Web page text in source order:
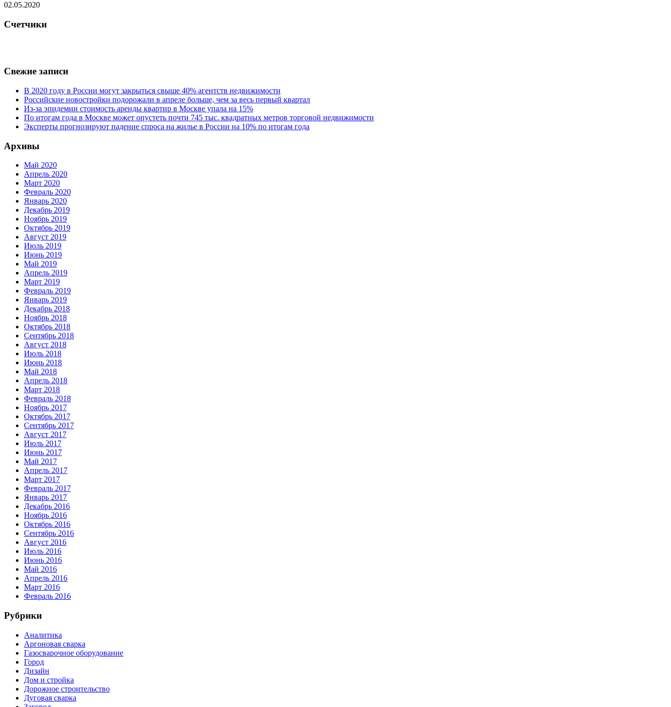
02.05.2020
Счетчики
Свежие записи
В 2020 году в России могут закрыться свыше 40% агентств недвижимости
Российские новостройки подорожали в апреле больше, чем за весь первый квартал
Из-за эпидемии стоимость аренды квартир в Москве упала на 15%
По итогам года в Москве может опустеть почти 745 тыс. квадратных метров торговой недвижимости
Эксперты прогнозируют падение спроса на жилье в России на 10% по итогам года
Архивы
Май 2020
Апрель 2020
Март 2020
Февраль 2020
Январь 2020
Декабрь 2019
Ноябрь 2019
Октябрь 2019
Август 2019
Июль 2019
Июнь 2019
Май 2019
Апрель 2019
Март 2019
Февраль 2019
Январь 2019
Декабрь 2018
Ноябрь 2018
Октябрь 2018
Сентябрь 2018
Август 2018
Июль 2018
Июнь 2018
Май 2018
Апрель 2018
Март 2018
Февраль 2018
Ноябрь 2017
Октябрь 2017
Сентябрь 2017
Август 2017
Июль 2017
Июнь 2017
Май 2017
Апрель 2017
Март 2017
Февраль 2017
Январь 2017
Декабрь 2016
Ноябрь 2016
Октябрь 2016
Сентябрь 2016
Август 2016
Июль 2016
Июнь 2016
Май 2016
Апрель 2016
Март 2016
Февраль 2016
Рубрики
Аналитика
Аргоновая сварка
Газосварочное оборудование
Город
Дизайн
Дом и стройка
Дорожное строительство
Дуговая сварка